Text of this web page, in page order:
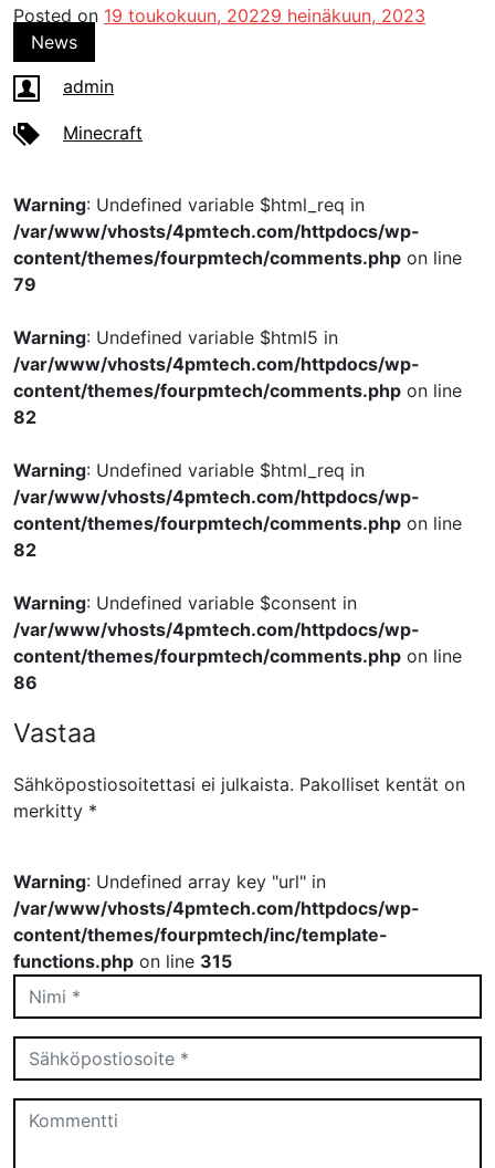
Posted on 19 toukokuun, 20229 heinäkuun, 2023
News
admin
Minecraft
Warning: Undefined variable $html_req in
/var/www/vhosts/4pmtech.com/httpdocs/wp-
content/themes/fourpmtech/comments.php on line
79
Warning: Undefined variable $html5 in
/var/www/vhosts/4pmtech.com/httpdocs/wp-
content/themes/fourpmtech/comments.php on line
82
Warning: Undefined variable $html_req in
/var/www/vhosts/4pmtech.com/httpdocs/wp-
content/themes/fourpmtech/comments.php on line
82
Warning: Undefined variable $consent in
/var/www/vhosts/4pmtech.com/httpdocs/wp-
content/themes/fourpmtech/comments.php on line
86
Vastaa
Sähköpostiosoitettasi ei julkaista. Pakolliset kentät on
merkitty *
Warning: Undefined array key "url" in
/var/www/vhosts/4pmtech.com/httpdocs/wp-
content/themes/fourpmtech/inc/template-
functions.php on line 315